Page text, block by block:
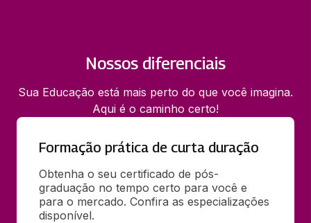
Nossos diferenciais
Sua Educação está mais perto do que você imagina.
Aqui é o caminho certo!
Formação prática de curta duração
Obtenha o seu certificado de pós-
graduação no tempo certo para você e
para o mercado. Confira as especializações
disponível.